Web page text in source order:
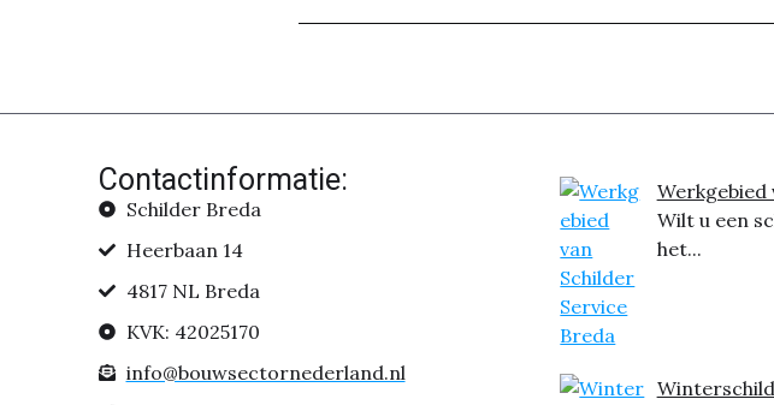
Contactinformatie:
Schilder Breda
Heerbaan 14
4817 NL Breda
KVK: 42025170
info@bouwsectornederland.nl
Werkgebied
Wilt u een
het...